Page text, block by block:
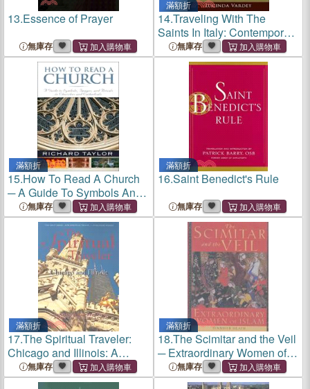
13.Essence of Prayer
無庫存
滿額折
14.Traveling With The
Saints In Italy: Contemporary
Pilgrimages On Ancient
Paths
無庫存
滿額折
15.How To Read A Church
─ A Guide To Symbols And
Images In Churches And
Cathedrals
無庫存
滿額折
16.Saint Benedict's Rule
無庫存
滿額折
17.The Spiritual Traveler:
Chicago and Illinois: A
Guide to Sacred Sites and
Peaceful Places
無庫存
滿額折
18.The Scimitar and the Veil
─ Extraordinary Women of
Islam無庫存